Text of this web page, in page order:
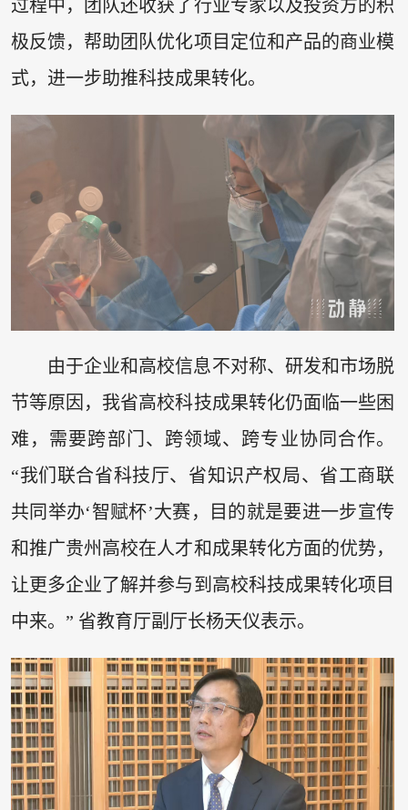
过程中，团队还收获了行业专家以及投资方的积
极反馈，帮助团队优化项目定位和产品的商业模
式，进一步助推科技成果转化。
由于企业和高校信息不对称、研发和市场脱
节等原因，我省高校科技成果转化仍面临一些困
难，需要跨部门、跨领域、跨专业协同合作。
“我们联合省科技厅、省知识产权局、省工商联
共同举办‘智赋杯’大赛，目的就是要进一步宣传
和推广贵州高校在人才和成果转化方面的优势，
让更多企业了解并参与到高校科技成果转化项目
中来。” 省教育厅副厅长杨天仪表示。